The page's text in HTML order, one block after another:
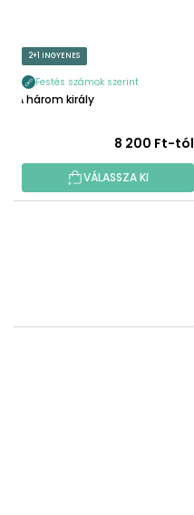
2+1 INGYENES
Festés számok szerint
A három király
8 200 Ft-tól
VÁLASSZA KI